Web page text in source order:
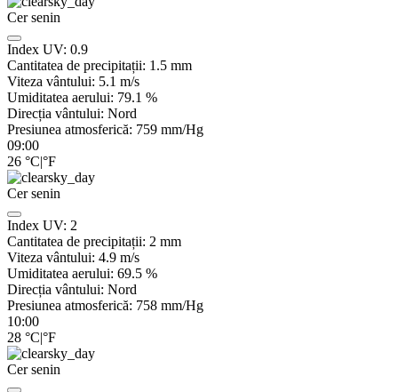
Cer senin
Index UV: 0.9
Cantitatea de precipitații: 1.5 mm
Viteza vântului: 5.1 m/s
Umiditatea aerului: 79.1 %
Direcția vântului: Nord
Presiunea atmosferică: 759 mm/Hg
09:00
26 °C|°F
Cer senin
Index UV: 2
Cantitatea de precipitații: 2 mm
Viteza vântului: 4.9 m/s
Umiditatea aerului: 69.5 %
Direcția vântului: Nord
Presiunea atmosferică: 758 mm/Hg
10:00
28 °C|°F
Cer senin